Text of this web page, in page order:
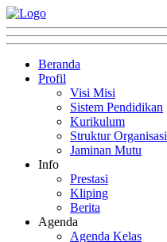
Beranda
Profil
Visi Misi
Sistem Pendidikan
Kurikulum
Struktur Organisasi
Jaminan Mutu
Info
Prestasi
Kliping
Berita
Agenda
Agenda Kelas